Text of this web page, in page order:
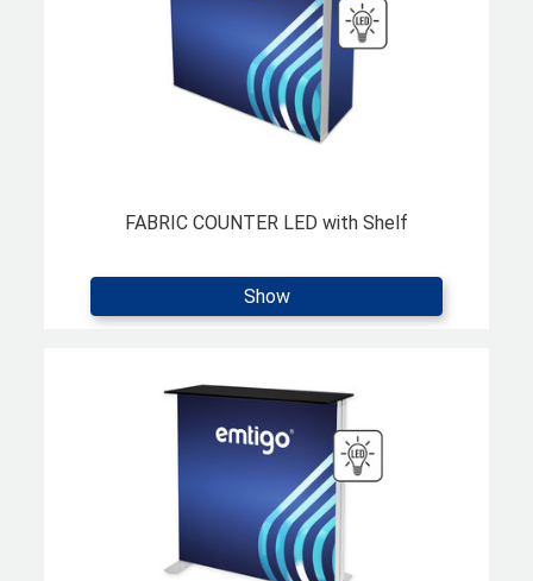
FABRIC COUNTER LED with Shelf
Show